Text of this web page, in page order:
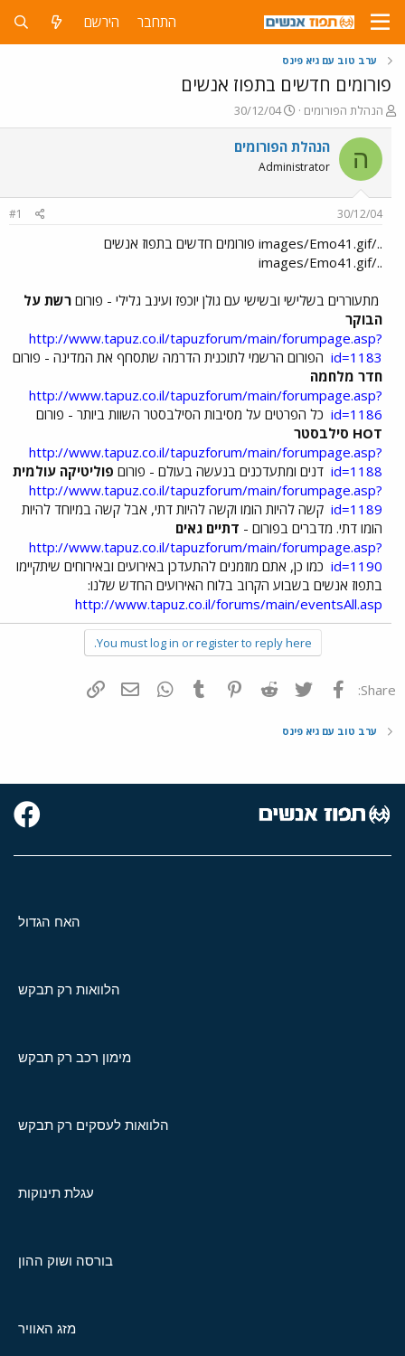
התחבר הירשם
ערב טוב עם גיא פינס
פורומים חדשים בתפוז אנשים
פ
ו
ת
ח
ה
ש
הנהלת הפורומים
פ
ו
ר
ם
ר
י
ך
30/12/04
ה הנהלת הפורומים
Administrator
30/12/04
#1
../images/Emo41.gif פורומים חדשים בתפוז אנשים
../images/Emo41.gif
מתעוררים בשלישי ובשישי עם גולן יוכפז ועינב גלילי - פורום רשת על
הבוקר
http://www.tapuz.co.il/tapuzforum/main/forumpage.asp?
id=1183 הפורום הרשמי לתוכנית הדרמה שתסחף את המדינה - פורום
חדר מלחמה
http://www.tapuz.co.il/tapuzforum/main/forumpage.asp?
id=1186 כל הפרטים על מסיבות הסילבסטר השוות ביותר - פורום
HOT סילבסטר
http://www.tapuz.co.il/tapuzforum/main/forumpage.asp?
id=1188 דנים ומתעדכנים בנעשה בעולם - פורום פוליטיקה עולמית
http://www.tapuz.co.il/tapuzforum/main/forumpage.asp?
id=1189 קשה להיות הומו וקשה להיות דתי, אבל קשה במיוחד להיות
הומו דתי. מדברים בפורום - דתיים גאים
http://www.tapuz.co.il/tapuzforum/main/forumpage.asp?
id=1190 כמו כן, אתם מוזמנים להתעדכן באירועים ובאירוחים שיתקיימו
בתפוז אנשים בשבוע הקרוב בלוח האירועים החדש שלנו:
http://www.tapuz.co.il/forums/main/eventsAll.asp
You must log in or register to reply here.
Share: פייסבוק Twitter
Reddit
Pinterest
Tumblr
WhatsAppדואר אלקטרוני
ערב טוב עם גיא פינס
האח הגדול
הלוואות רק תבקש
מימון רכב רק תבקש
הלוואות לעסקים רק תבקש
עגלת תינוקות
בורסה ושוק ההון
מזג האוויר